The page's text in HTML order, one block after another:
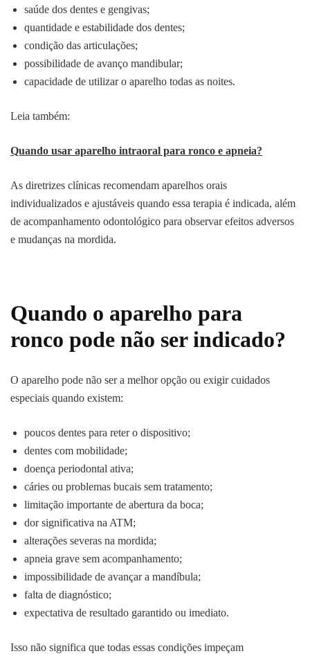
saúde dos dentes e gengivas;
quantidade e estabilidade dos dentes;
condição das articulações;
possibilidade de avanço mandibular;
capacidade de utilizar o aparelho todas as noites.
Leia também:
Quando usar aparelho intraoral para ronco e apneia?
As diretrizes clínicas recomendam aparelhos orais
individualizados e ajustáveis quando essa terapia é indicada, além
de acompanhamento odontológico para observar efeitos adversos
e mudanças na mordida.
Quando o aparelho para
ronco pode não ser indicado?
O aparelho pode não ser a melhor opção ou exigir cuidados
especiais quando existem:
poucos dentes para reter o dispositivo;
dentes com mobilidade;
doença periodontal ativa;
cáries ou problemas bucais sem tratamento;
limitação importante de abertura da boca;
dor significativa na ATM;
alterações severas na mordida;
apneia grave sem acompanhamento;
impossibilidade de avançar a mandíbula;
falta de diagnóstico;
expectativa de resultado garantido ou imediato.
Isso não significa que todas essas condições impeçam